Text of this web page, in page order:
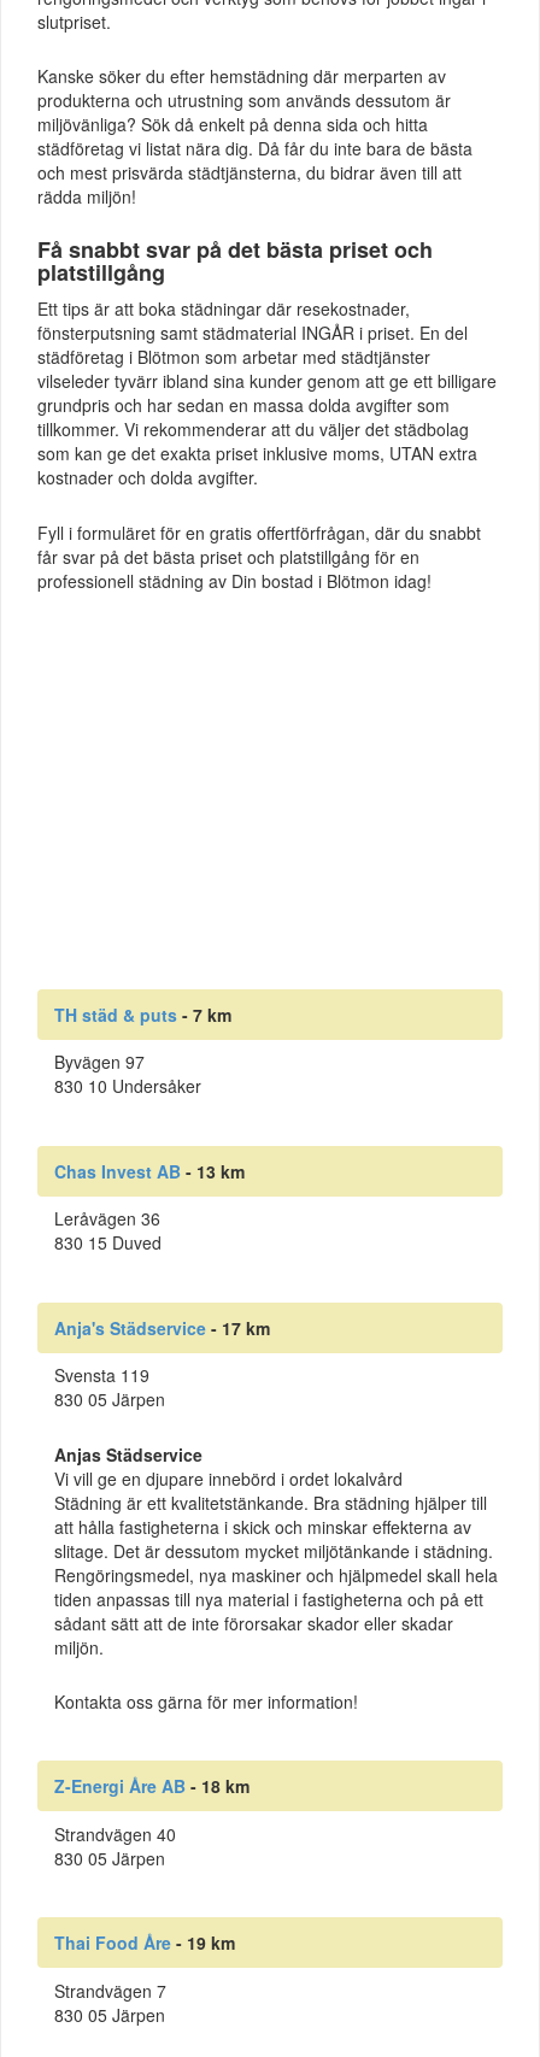
slutpriset.
Kanske söker du efter hemstädning där merparten av
produkterna och utrustning som används dessutom är
miljövänliga? Sök då enkelt på denna sida och hitta
städföretag vi listat nära dig. Då får du inte bara de bästa
och mest prisvärda städtjänsterna, du bidrar även till att
rädda miljön!
Få snabbt svar på det bästa priset och
platstillgång
Ett tips är att boka städningar där resekostnader,
fönsterputsning samt städmaterial INGÅR i priset. En del
städföretag i Blötmon som arbetar med städtjänster
vilseleder tyvärr ibland sina kunder genom att ge ett billigare
grundpris och har sedan en massa dolda avgifter som
tillkommer. Vi rekommenderar att du väljer det städbolag
som kan ge det exakta priset inklusive moms, UTAN extra
kostnader och dolda avgifter.
Fyll i formuläret för en gratis offertförfrågan, där du snabbt
får svar på det bästa priset och platstillgång för en
professionell städning av Din bostad i Blötmon idag!
TH städ & puts - 7 km
Byvägen 97
830 10 Undersåker
Chas Invest AB - 13 km
Leråvägen 36
830 15 Duved
Anja's Städservice - 17 km
Svensta 119
830 05 Järpen
Anjas Städservice
Vi vill ge en djupare innebörd i ordet lokalvård
Städning är ett kvalitetstänkande. Bra städning hjälper till
att hålla fastigheterna i skick och minskar effekterna av
slitage. Det är dessutom mycket miljötänkande i städning.
Rengöringsmedel, nya maskiner och hjälpmedel skall hela
tiden anpassas till nya material i fastigheterna och på ett
sådant sätt att de inte förorsakar skador eller skadar
miljön.
Kontakta oss gärna för mer information!
Z-Energi Åre AB - 18 km
Strandvägen 40
830 05 Järpen
Thai Food Åre - 19 km
Strandvägen 7
830 05 Järpen